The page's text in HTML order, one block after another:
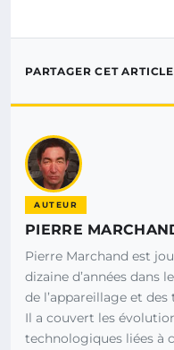
PARTAGER CET ARTICLE
AUTEUR
PIERRE
Pierre Marchand est
dizaine d’années dans
de l’appareillage et
Il a couvert les
technologiques liées à